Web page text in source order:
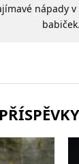
nápady
babiček.